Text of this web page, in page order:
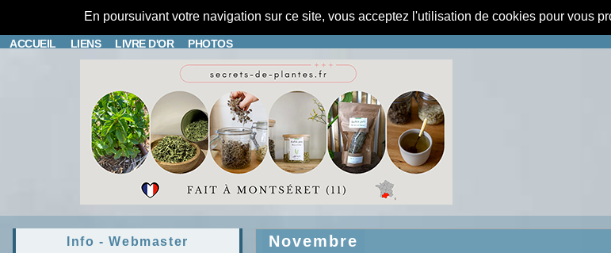
En poursuivant votre navigation sur ce site, vous acceptez l'utilisation de cookies pour vous
ACCUEIL LIENS LIVRE D'OR PHOTOS
Info - Webmaster Novembre